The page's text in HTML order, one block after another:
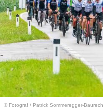
© Fotograf / Patrick Sommeregger-